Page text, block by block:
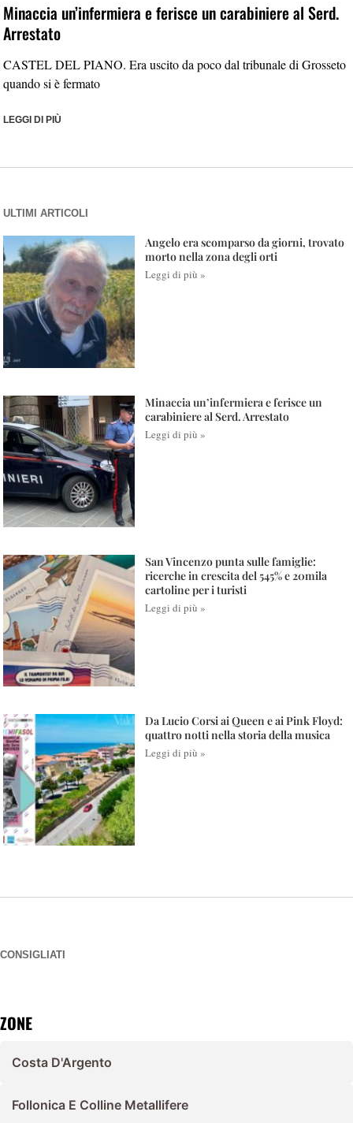
Minaccia un’infermiera e ferisce un carabiniere al Serd.
Arrestato
CASTEL DEL PIANO. Era uscito da poco dal tribunale di Grosseto
quando si è fermato
LEGGI DI PIÙ
ULTIMI ARTICOLI
Angelo era scomparso da giorni, trovato
morto nella zona degli orti
Leggi di più »
Minaccia un’infermiera e ferisce un
carabiniere al Serd. Arrestato
Leggi di più »
San Vincenzo punta sulle famiglie:
ricerche in crescita del 545% e 20mila
cartoline per i turisti
Leggi di più »
Da Lucio Corsi ai Queen e ai Pink Floyd:
quattro notti nella storia della musica
Leggi di più »
CONSIGLIATI
ZONE
Costa D'Argento
Follonica E Colline Metallifere